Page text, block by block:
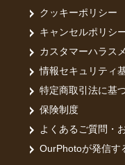
クッキーポリシー
キャンセルポリシ
カスタマーハラス
情報セキュリティ
特定商取引法に基
保険制度
よくあるご質問・
OurPhotoが発信す